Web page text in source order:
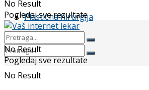
Plastična hirurgija
No Result
No Result
Pogledaj sve rezultate
No Result
Pogledaj sve rezultate